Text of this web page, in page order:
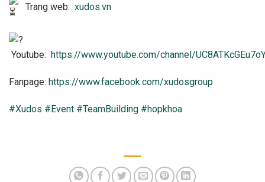
Trang web: xudos.vn
Youtube: https://www.youtube.com/channel/
Fanpage: https://www.facebook.com/xudosgroup
#Xudos #Event #TeamBuilding #hopkhoa